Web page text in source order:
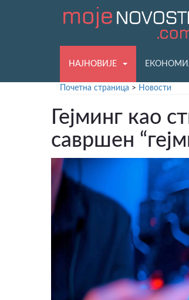
НАЈНОВИЈЕ
Почетна страница > Новости
Гејминг као
савршен